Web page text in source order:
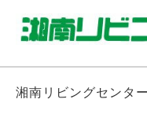
湘南リビングセンタ